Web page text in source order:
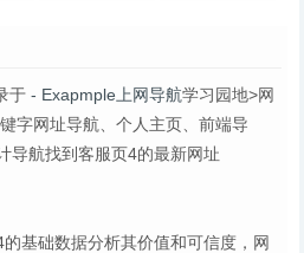
于 - Exapmple上网导航学习园地>网
字网址导航、个人主页、前端导
导航找到客服页4的最新网址
基础数据分析其价值和可信度，网